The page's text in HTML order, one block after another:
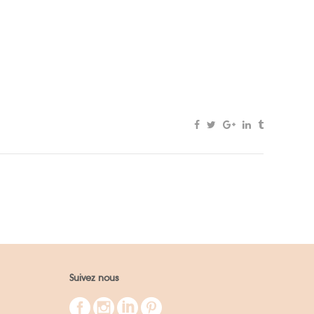
Suivez nous